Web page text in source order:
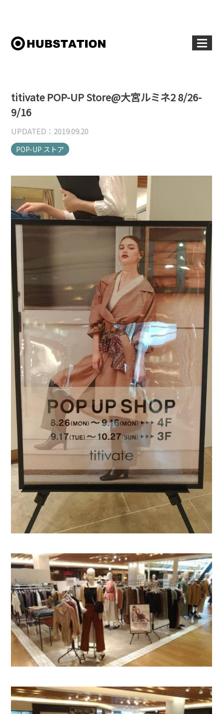
titivate POP-UP Store@大宮ルミネ2 8/26-
9/16
UPDATED：2019.09.20
POP-UP ストア